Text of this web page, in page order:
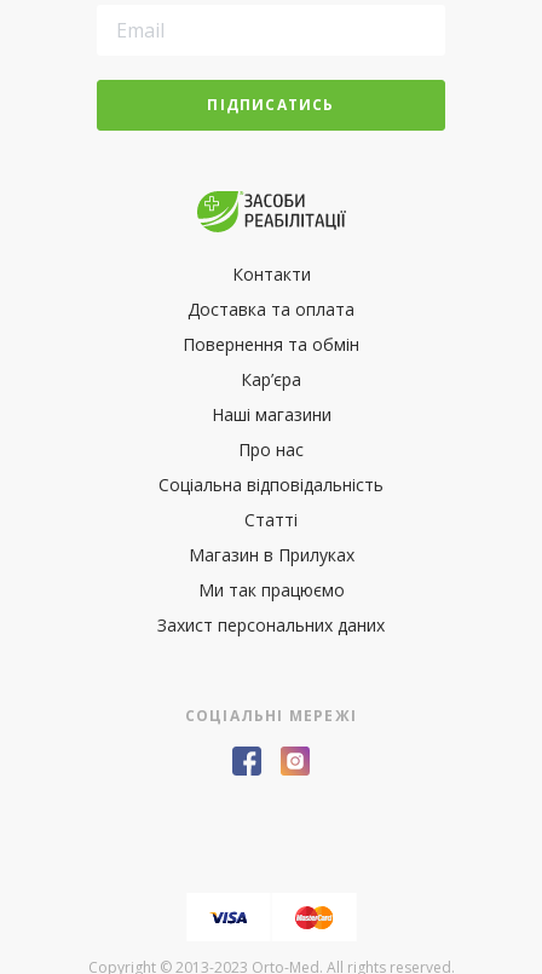
ПІДПИСАТИСЬ
Контакти
Доставка та оплата
Повернення та обмін
Кар’єра
Наші магазини
Про нас
Соціальна відповідальність
Статті
Магазин в Прилуках
Ми так працюємо
Захист персональних даних
СОЦІАЛЬНІ МЕРЕЖІ
Copyright © 2013-2023 Orto-Med. All rights reserved.